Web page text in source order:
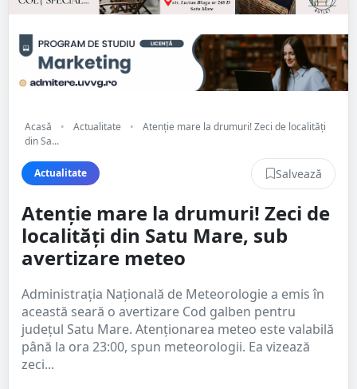
Acasă • Actualitate •
Atenție mare la drumuri! Zeci de localități
din Sa...
Actualitate Salvează
Atenție mare la drumuri! Zeci de
localități din Satu Mare, sub
avertizare meteo
Administrația Națională de Meteorologie a emis în
această seară o avertizare Cod galben pentru
județul Satu Mare. Atenționarea meteo este valabilă
până la ora 23:00, spun meteorologii. Ea vizează
zeci...